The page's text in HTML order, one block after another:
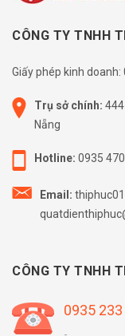
CÔNG TY TNHH
Giấy phép kinh
Trụ sở chính:
Nẵng
Hotline: 0935
Email:
CÔNG TY TNHH
0935